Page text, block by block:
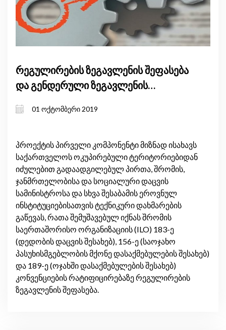
რეგულირების ზეგავლენის შეფასება
და გენდერული ზეგავლენის
ეკონომიკური გაძლიერებისათვის
01 ოქტომბერი 2019
პროექტის პირველი კომპონენტი მიზნად ისახავს
საქართველოს ოკუპირებული ტერიტორიებიდან
იძულებით გადაადგილებულ პირთა, შრომის,
ჯანმრთელობისა და სოციალური დაცვის
სამინისტროსა და სხვა შესაბამის ეროვნულ
ინსტიტუციებისათვის ტექნიკური დახმარების
გაწევას, რათა შემუშავებულ იქნას შრომის
საერთაშორისო ორგანიზაციის (ILO) 183-ე
(დედობის დაცვის შესახებ), 156-ე (საოჯახო
პასუხისმგებლობის მქონე დასაქმებულების შესახებ)
და 189-ე (ოჯახში დასაქმებულების შესახებ)
კონვენციების რატიფიცირებაზე რეგულირების
ზეგავლენის შეფასება.